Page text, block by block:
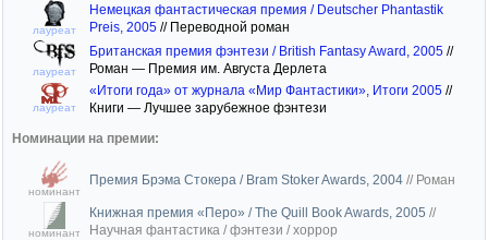
лауреат
Немецкая фантастическая премия / Deutscher Phantastik
Preis, 2005 // Переводной роман
лауреат
Британская премия фэнтези / British Fantasy Award, 2005 //
Роман — Премия им. Августа Дерлета
лауреат
«Итоги года» от журнала «Мир Фантастики», Итоги 2005 //
Книги — Лучшее зарубежное фэнтези
Номинации на премии:
номинант
Премия Брэма Стокера / Bram Stoker Awards, 2004 // Роман
номинант
Книжная премия «Перо» / The Quill Book Awards, 2005 //
Научная фантастика / фэнтези / хоррор